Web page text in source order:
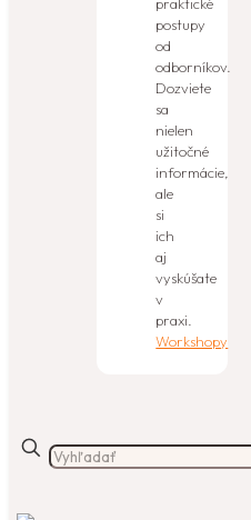
praktické
postupy
od
odborníkov.
Dozviete
sa
nielen
užitočné
informácie,
ale
si
ich
aj
vyskúšate
v
praxi.
Workshopy